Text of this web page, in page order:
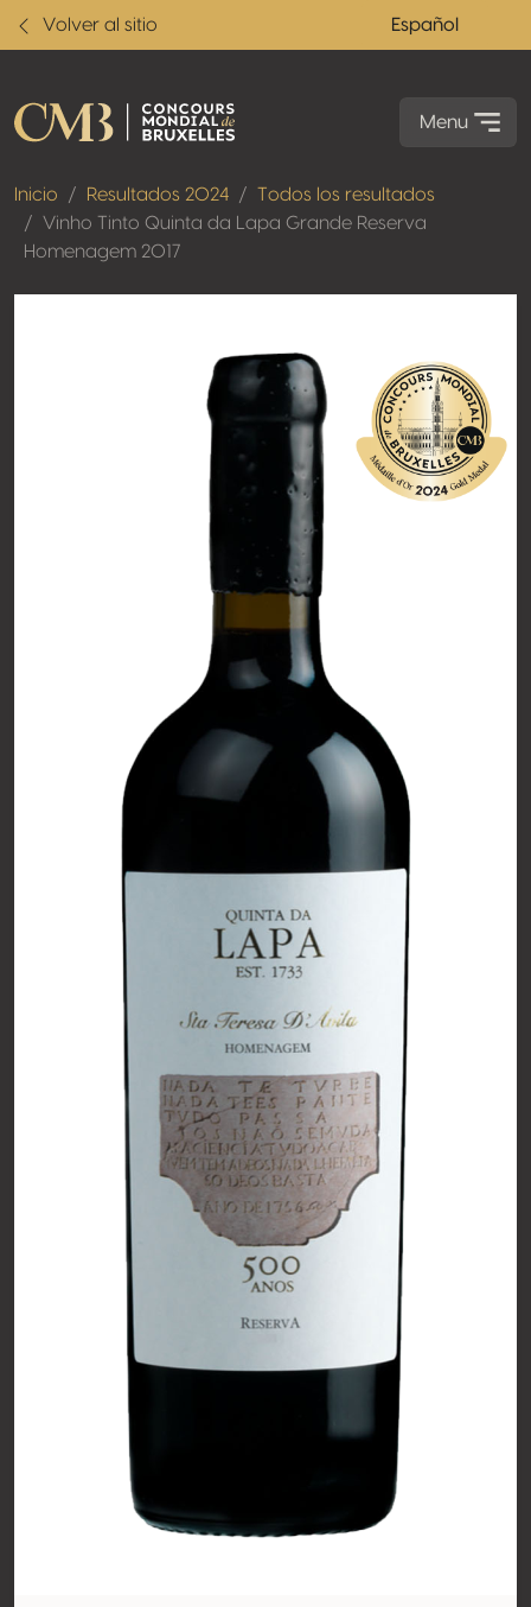
Volver al sitio Español
Menu
Inicio Resultados 2024
Todos los resultados
Vinho Tinto Quinta da Lapa Grande Reserva
Homenagem 2017